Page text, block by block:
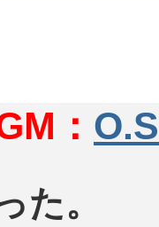
：
た。